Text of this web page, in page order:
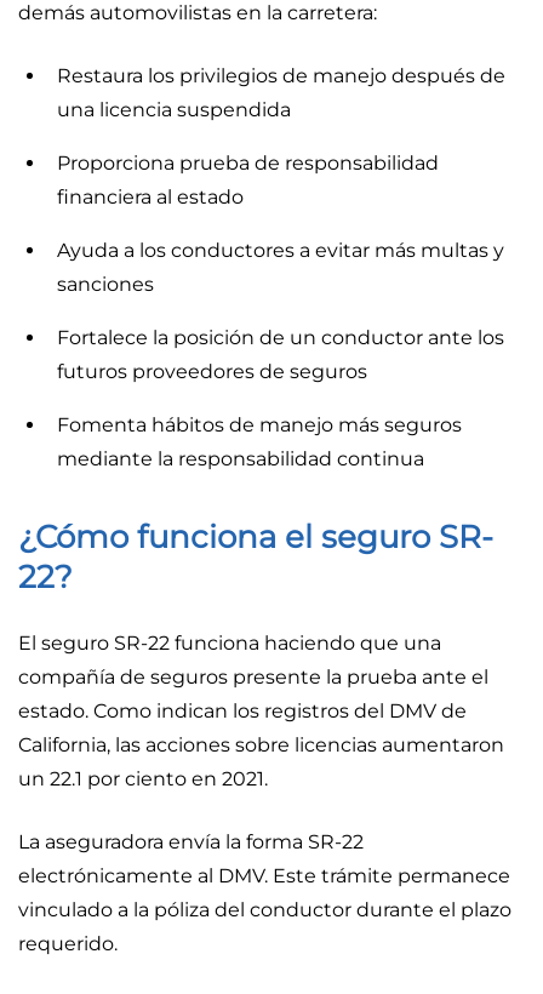
demás automovilistas en la carretera:
Restaura los privilegios de manejo después de
una licencia suspendida
Proporciona prueba de responsabilidad
financiera al estado
Ayuda a los conductores a evitar más multas y
sanciones
Fortalece la posición de un conductor ante los
futuros proveedores de seguros
Fomenta hábitos de manejo más seguros
mediante la responsabilidad continua
¿Cómo funciona el seguro SR-
22?
El seguro SR-22 funciona haciendo que una
compañía de seguros presente la prueba ante el
estado. Como indican los registros del DMV de
California, las acciones sobre licencias aumentaron
un 22.1 por ciento en 2021.
La aseguradora envía la forma SR-22
electrónicamente al DMV. Este trámite permanece
vinculado a la póliza del conductor durante el plazo
requerido.